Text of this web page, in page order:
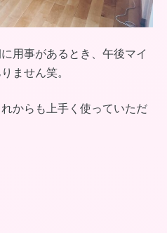
用事があるとき、午後マイ
ません笑。
からも上手く使っていただ